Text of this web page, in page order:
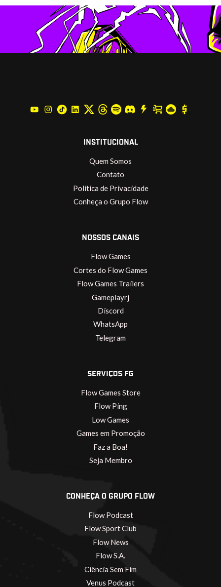
INSTITUCIONAL
Quem Somos
Contato
Política de Privacidade
Conheça o Grupo Flow
NOSSOS CANAIS
Flow Games
Cortes do Flow Games
Flow Games Trailers
Gameplayrj
Discord
WhatsApp
Telegram
SERVIÇOS FG
Flow Games Store
Flow Ping
Low Games
Games em Promoção
Faz a Boa!
Seja Membro
CONHEÇA O GRUPO FLOW
Flow Podcast
Flow Sport Club
Flow News
Flow S.A.
Ciência Sem Fim
Venus Podcast